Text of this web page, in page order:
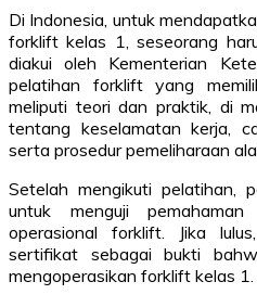
Di Indonesia, untuk
forklift kelas 1, seseorang
diakui oleh Kementerian
pelatihan forklift yang
meliputi teori dan praktik, di
tentang keselamatan kerja,
serta prosedur pemeliharaan
Setelah mengikuti pelatihan,
untuk menguji
operasional forklift. Jika
sertifikat sebagai bukti
mengoperasikan forklift kelas 1.